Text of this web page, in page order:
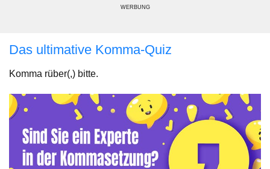
WERBUNG
Das ultimative Komma-Quiz
Komma rüber(,) bitte.